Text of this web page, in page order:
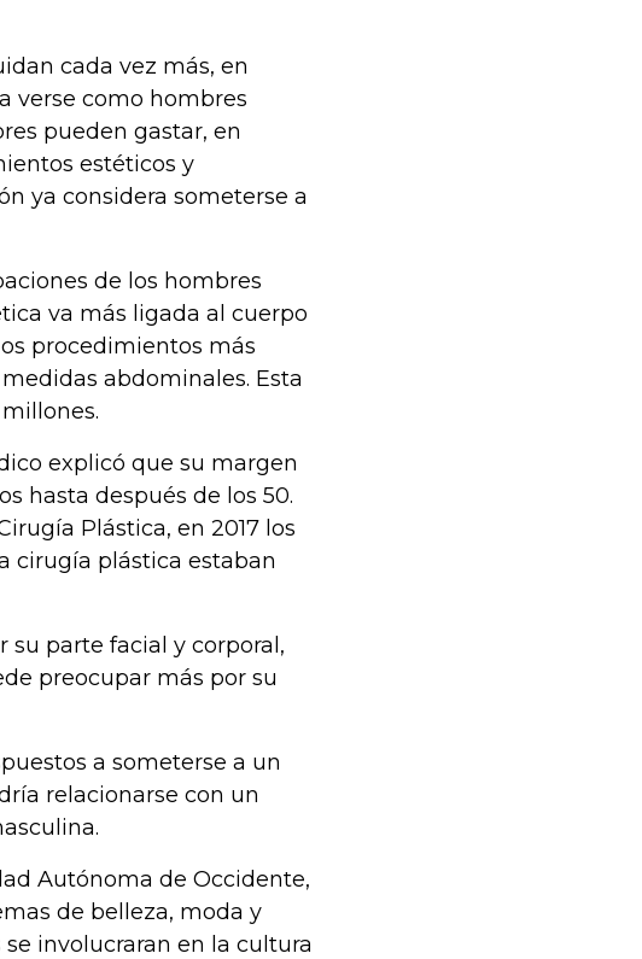
cada vez más, en
verse como hombres
pueden gastar, en
estéticos y
ya considera someterse a
de los hombres
va más ligada al cuerpo
procedimientos más
abdominales. Esta
explicó que su margen
hasta después de los 50.
Plástica, en 2017 los
cirugía plástica estaban
su parte facial y corporal,
preocupar más por su
a someterse a un
relacionarse con un
Autónoma de Occidente,
de belleza, moda y
involucraran en la cultura